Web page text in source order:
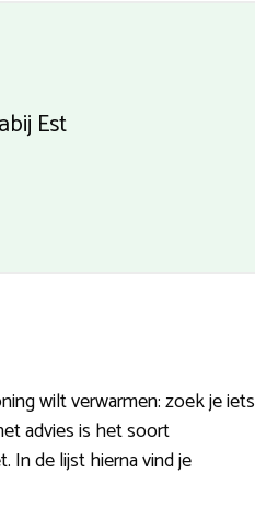
Est
wilt verwarmen: zoek je iets
advies is het soort
In de lijst hierna vind je